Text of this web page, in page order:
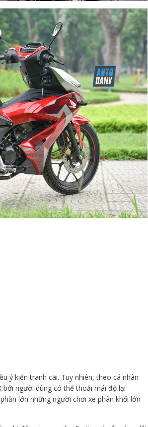
ý kiến tranh cãi. Tuy nhiên, theo cá nhân
người dùng có thể thoải mái độ lại
lớn những người chơi xe phân khối lớn